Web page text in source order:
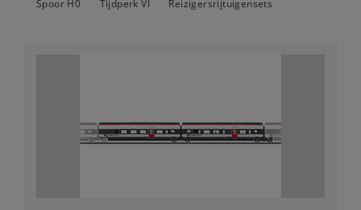
Spoor H0 Tijdperk VI Reizigersrijtuigensets